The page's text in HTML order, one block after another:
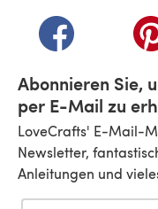
(öffnet sich in
Abonnieren Sie,
per E-Mail zu
LoveCrafts' E-Mail-
Newsletter,
Anleitungen und